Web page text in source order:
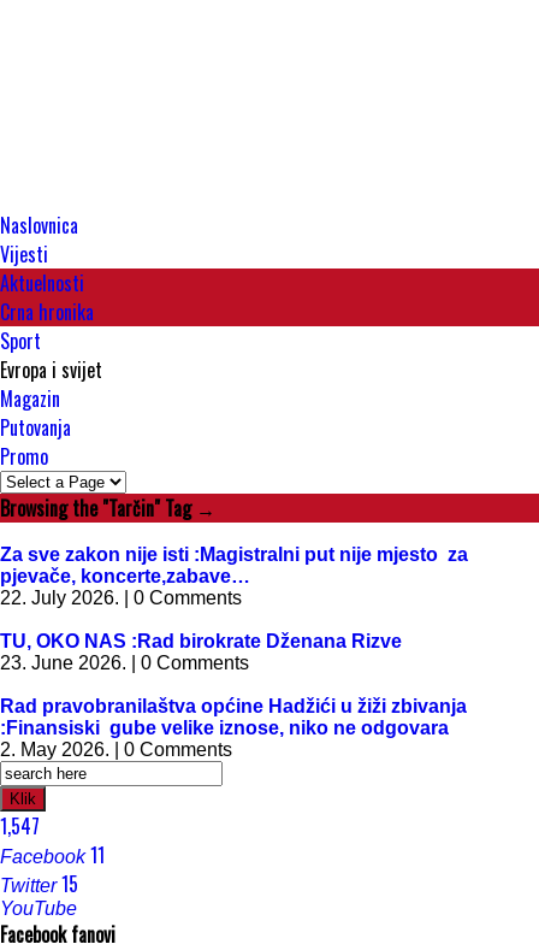
Naslovnica
Vijesti
Aktuelnosti
Crna hronika
Sport
Evropa i svijet
Magazin
Putovanja
Promo
Browsing the "Tarčin" Tag →
Za sve zakon nije isti :Magistralni put nije mjesto za
pjevače, koncerte,zabave…
22. July 2026. | 0 Comments
TU, OKO NAS :Rad birokrate Dženana Rizve
23. June 2026. | 0 Comments
Rad pravobranilaštva općine Hadžići u žiži zbivanja
:Finansiski gube velike iznose, niko ne odgovara
2. May 2026. | 0 Comments
Klik
1,547
Facebook 11
Twitter 15
YouTube
Facebook fanovi